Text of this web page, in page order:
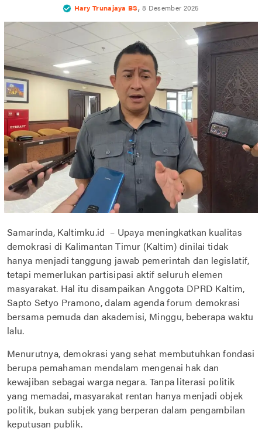
Hary Trunajaya BS,8 Desember 2025
Samarinda, Kaltimku.id – Upaya meningkatkan kualitas
demokrasi di Kalimantan Timur (Kaltim) dinilai tidak
hanya menjadi tanggung jawab pemerintah dan legislatif,
tetapi memerlukan partisipasi aktif seluruh elemen
masyarakat. Hal itu disampaikan Anggota DPRD Kaltim,
Sapto Setyo Pramono, dalam agenda forum demokrasi
bersama pemuda dan akademisi, Minggu, beberapa waktu
lalu.
Menurutnya, demokrasi yang sehat membutuhkan fondasi
berupa pemahaman mendalam mengenai hak dan
kewajiban sebagai warga negara. Tanpa literasi politik
yang memadai, masyarakat rentan hanya menjadi objek
politik, bukan subjek yang berperan dalam pengambilan
keputusan publik.